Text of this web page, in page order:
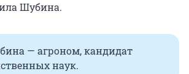
Шубина.
— агроном, кандидат
наук.